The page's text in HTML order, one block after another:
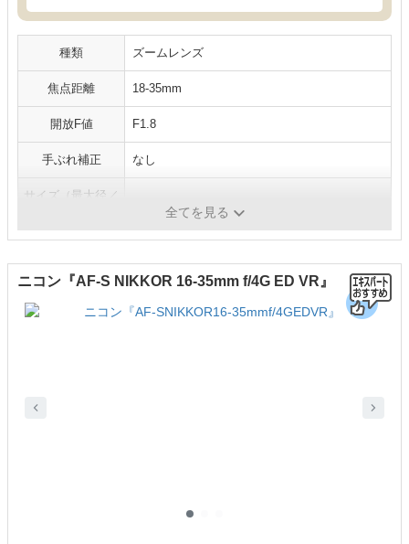
種類 ズームレンズ
焦点距離 18-35mm
開放F値 F1.8
手ぶれ補正 なし
サイズ（最大径／
78.0／121.0mm
全てを見る
ニコン『AF-S NIKKOR 16-35mm f/4G ED VR』